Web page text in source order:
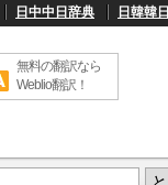
日中中日辞典 日韓韓
無料の翻訳なら
Weblio翻訳！